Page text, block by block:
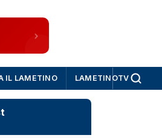
IL LAMETINO LAMETINOTV